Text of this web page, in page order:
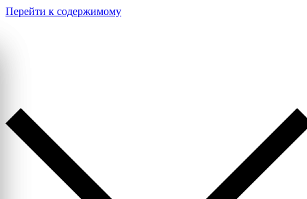
Перейти к содержимому